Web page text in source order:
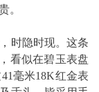
。
时隐时现。这条
看似在碧玉表盘
毫米18K红金表